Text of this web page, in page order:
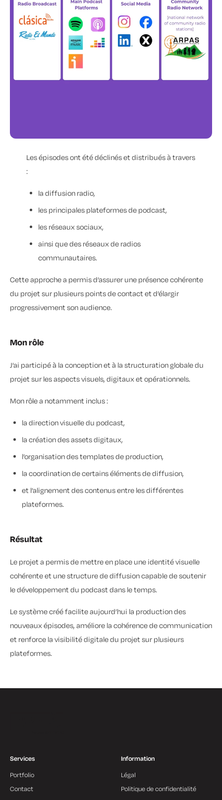
Les épisodes ont été déclinés et distribués à travers
:
la diffusion radio,
les principales plateformes de podcast,
les réseaux sociaux,
ainsi que des réseaux de radios
communautaires.
Cette approche a permis d’assurer une présence cohérente
du projet sur plusieurs points de contact et d’élargir
progressivement son audience.
Mon rôle
J’ai participé à la conception et à la structuration globale du
projet sur les aspects visuels, digitaux et opérationnels.
Mon rôle a notamment inclus :
la direction visuelle du podcast,
la création des assets digitaux,
l’organisation des templates de production,
la coordination de certains éléments de diffusion,
et l’alignement des contenus entre les différentes
plateformes.
Résultat
Le projet a permis de mettre en place une identité visuelle
cohérente et une structure de diffusion capable de soutenir
le développement du podcast dans le temps.
Le système créé facilite aujourd’hui la production des
nouveaux épisodes, améliore la cohérence de communication
et renforce la visibilité digitale du projet sur plusieurs
plateformes.
Services
Portfolio
Contact
Information
Légal
Politique de confidentialité